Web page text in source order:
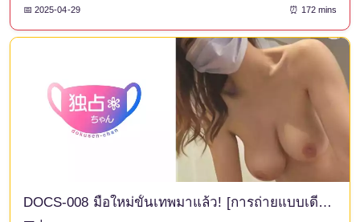
📅 2025-04-29 ⏰ 172 mins
DOCS-008 มือใหม่ขั้นเทพมาแล้ว! [การถ่ายแบบเดี่ยวที่ยอดเยี่ยม] วิดีโอสมัครเล่นกับสาวสวยวัย 20 ปี ผู้มีใบหน้า ร่างกาย บุคลิกภาพ และความอ่อนไหวที่ล้วนอยู่ในระดับ SSS! คนเก่งจริงๆที่สามารถถึงจุดสุดยอดได้ซ้ำแล้วซ้ำเล่า! มันเป็นเซ็กส์ที่ดีที่สุดที่ฉันเคยมีมา ฮ่าๆ! -